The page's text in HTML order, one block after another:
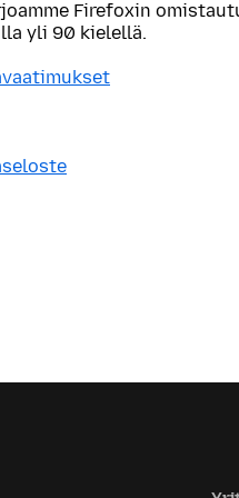
Firefoxin
yli 90 kielellä.